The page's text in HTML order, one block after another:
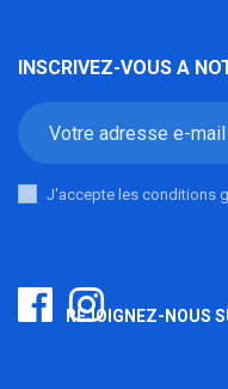
INSCRIVEZ-VOUS A
J'accepte les conditions
REJOIGNEZ-NOUS